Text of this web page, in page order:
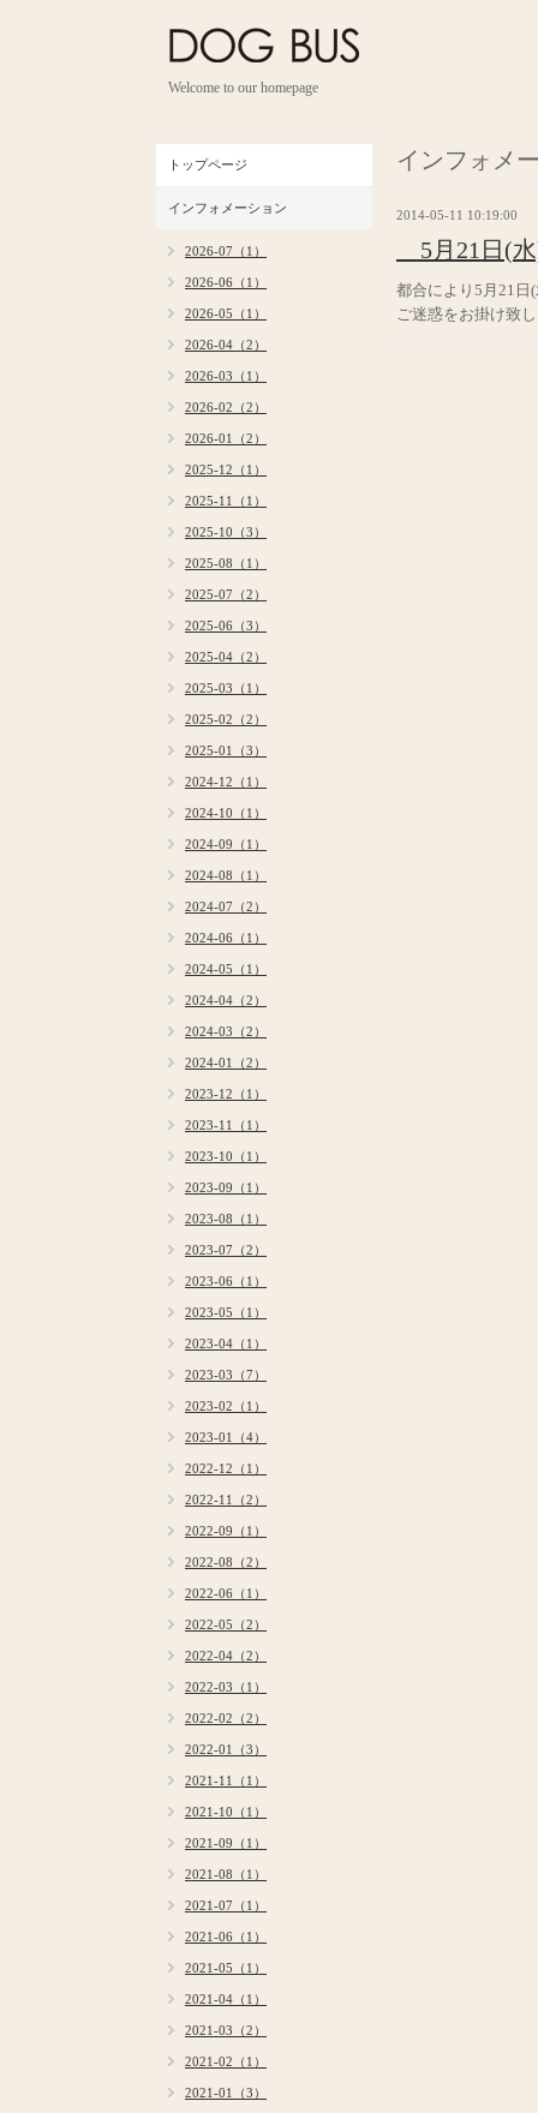
Welcome to our homepage
インフォメ
2014-05-11 10:19:00
5月21日(水
都合により5月21日
ご迷惑をお掛け致
トップページ
インフォメーション
2026-07（1）
2026-06（1）
2026-05（1）
2026-04（2）
2026-03（1）
2026-02（2）
2026-01（2）
2025-12（1）
2025-11（1）
2025-10（3）
2025-08（1）
2025-07（2）
2025-06（3）
2025-04（2）
2025-03（1）
2025-02（2）
2025-01（3）
2024-12（1）
2024-10（1）
2024-09（1）
2024-08（1）
2024-07（2）
2024-06（1）
2024-05（1）
2024-04（2）
2024-03（2）
2024-01（2）
2023-12（1）
2023-11（1）
2023-10（1）
2023-09（1）
2023-08（1）
2023-07（2）
2023-06（1）
2023-05（1）
2023-04（1）
2023-03（7）
2023-02（1）
2023-01（4）
2022-12（1）
2022-11（2）
2022-09（1）
2022-08（2）
2022-06（1）
2022-05（2）
2022-04（2）
2022-03（1）
2022-02（2）
2022-01（3）
2021-11（1）
2021-10（1）
2021-09（1）
2021-08（1）
2021-07（1）
2021-06（1）
2021-05（1）
2021-04（1）
2021-03（2）
2021-02（1）
2021-01（3）